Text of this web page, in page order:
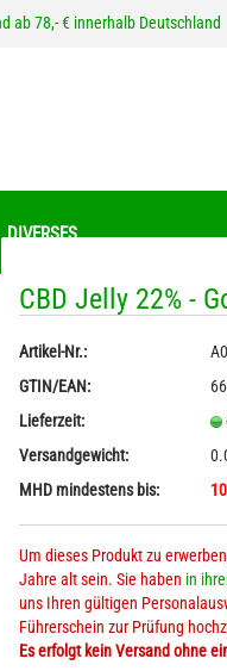
ab 78,- € innerhalb Deutschland
Konto erstellen
Passwort vergessen?
/ -Aufstriche
Pesto
& Süsses mit Hanf
DIVERSES
CBD Jelly 22% -
Artikel-Nr.:
GTIN/EAN:
Lieferzeit:
Versandgewicht:
MHD mindestens bis:
Um dieses Produkt zu
Jahre alt sein. Sie haben in
uns Ihren gültigen
Führerschein zur Prüfung
Es erfolgt kein Versand ohne